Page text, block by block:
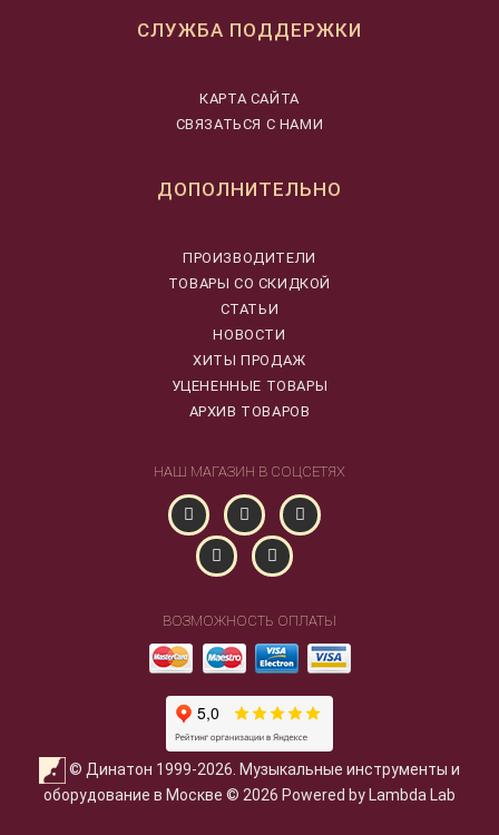
СЛУЖБА ПОДДЕРЖКИ
КАРТА САЙТА
СВЯЗАТЬСЯ С НАМИ
ДОПОЛНИТЕЛЬНО
ПРОИЗВОДИТЕЛИ
ТОВАРЫ СО СКИДКОЙ
СТАТЬИ
НОВОСТИ
ХИТЫ ПРОДАЖ
УЦЕНЕННЫЕ ТОВАРЫ
АРХИВ ТОВАРОВ
НАШ МАГАЗИН В СОЦСЕТЯХ
ВОЗМОЖНОСТЬ ОПЛАТЫ
© Динатон 1999-2026. Музыкальные инструменты и
оборудование в Москве © 2026 Powered by Lambda Lab